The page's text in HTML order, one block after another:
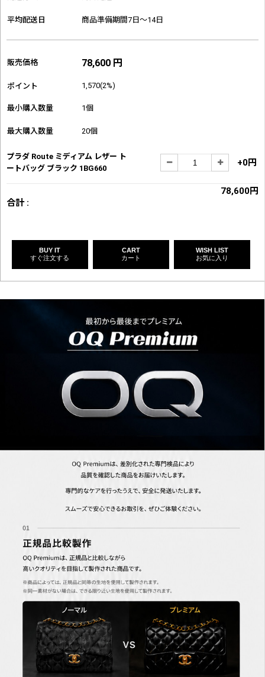
平均配送日 商品準備期間7日～14日
販売価格 78,600 円
ポイント 1,570(2%)
最小購入数量 1個
最大購入数量 20個
プラダ Route ミディアム レザー ト
ートバッグ ブラック 1BG660
+0円
合計 :
78,600円
BUY IT
すぐ注文する
CART
カート
WISH LIST
お気に入り